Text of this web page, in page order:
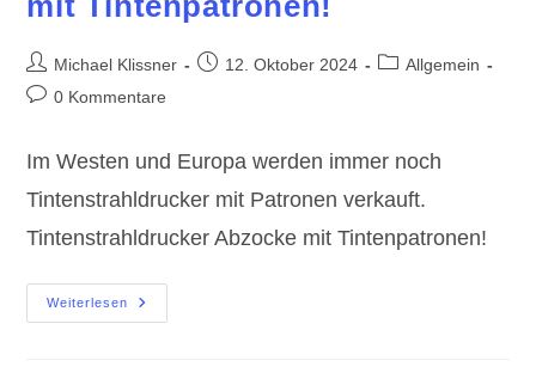
Beitrags-
Autor:
Michael Klissner
Beitrag12. Oktober 2024
Beitrags-
Allgemein
Beitrags-
0 Kommentare
Im Westen und Europa werden immer noch
Tintenstrahldrucker mit Patronen verkauft.
Tintenstrahldrucker Abzocke mit Tintenpatronen!
Weiterlesen
Tintenstrahldrucker
Abzocke